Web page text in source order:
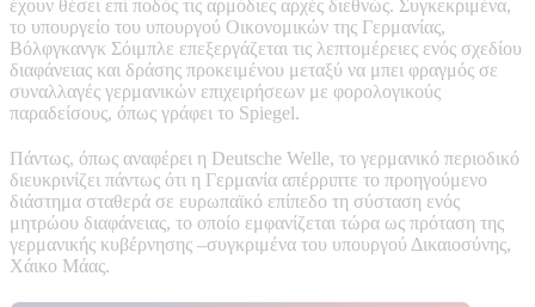
έχουν θέσει επί ποδός τις αρμόδιες αρχές διεθνώς. Συγκεκριμένα,
το υπουργείο του υπουργού Οικονομικών της Γερμανίας,
Βόλφγκανγκ Σόιμπλε επεξεργάζεται τις λεπτομέρειες ενός σχεδίου
διαφάνειας και δράσης προκειμένου μεταξύ να μπει φραγμός σε
συναλλαγές γερμανικών επιχειρήσεων με φορολογικούς
παραδείσους, όπως γράφει το Spiegel.
Πάντως, όπως αναφέρει η Deutsche Welle, το γερμανικό περιοδικό
διευκρινίζει πάντως ότι η Γερμανία απέρριπτε το προηγούμενο
διάστημα σταθερά σε ευρωπαϊκό επίπεδο τη σύσταση ενός
μητρώου διαφάνειας, το οποίο εμφανίζεται τώρα ως πρόταση της
γερμανικής κυβέρνησης –συγκριμένα του υπουργού Δικαιοσύνης,
Χάικο Μάας.